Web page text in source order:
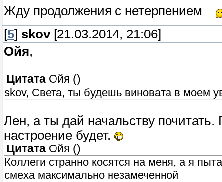
Жду продолжения с нетерпением
[5] skov[21.03.2014, 21:06]
Ойя,
Цитата Ойя ()
skov, Света, ты будешь виновата в моем
Лен, а ты дай начальству
настроение будет.
Цитата Ойя ()
Коллеги странно косятся на меня, а я
смеха максимально незамеченной